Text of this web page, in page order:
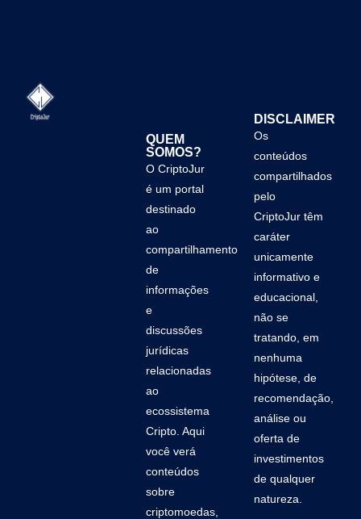
QUEM
SOMOS?
O CriptoJur
é um portal
destinado
ao
compartilhamento
de
informações
e
discussões
jurídicas
relacionadas
ao
ecossistema
Cripto. Aqui
você verá
conteúdos
sobre
criptomoedas,
DISCLAIMER
Os
conteúdos
compartilhados
pelo
CriptoJur têm
caráter
unicamente
informativo e
educacional,
não se
tratando, em
nenhuma
hipótese, de
recomendação,
análise ou
oferta de
investimentos
de qualquer
natureza.